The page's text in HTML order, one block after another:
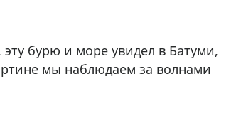
бурю и море увидел в Батуми,
мы наблюдаем за волнами